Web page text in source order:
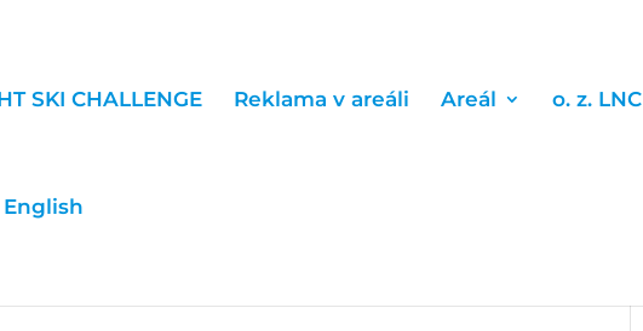
SKI CHALLENGE Reklama v areáli Areál o. z. LNC
English